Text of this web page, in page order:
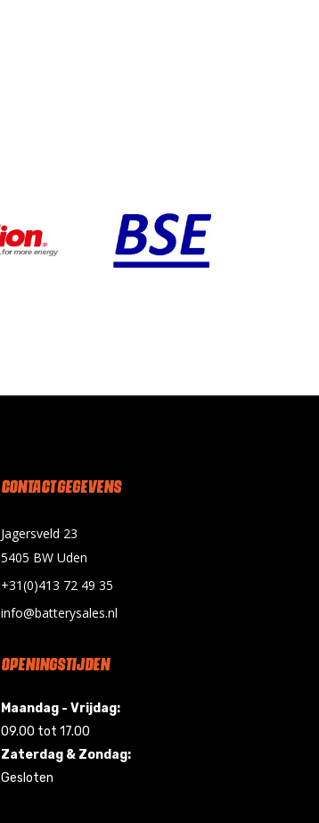
CONTACT GEGEVENS
Jagersveld 23
5405 BW Uden
+31(0)413 72 49 35
info@batterysales.nl
OPENINGSTIJDEN
Maandag - Vrijdag:
09.00 tot 17.00
Zaterdag & Zondag:
Gesloten